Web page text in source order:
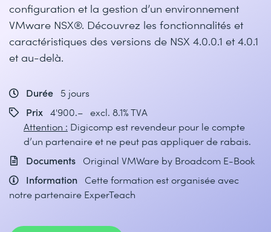
configuration et la gestion d’un environnement
VMware NSX®. Découvrez les fonctionnalités et
caractéristiques des versions de NSX 4.0.0.1 et 4.0.1
et au-delà.
Durée
5 jours
Prix
4'900.– excl. 8.1% TVA
Attention : Digicomp est revendeur pour le compte
d’un partenaire et ne peut pas appliquer de rabais.
Documents Original VMWare by Broadcom E-Book
Information Cette formation est organisée avec
notre partenaire ExperTeach